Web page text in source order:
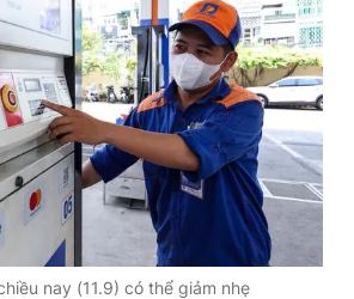
nay (11.9) có thể giảm nhẹ